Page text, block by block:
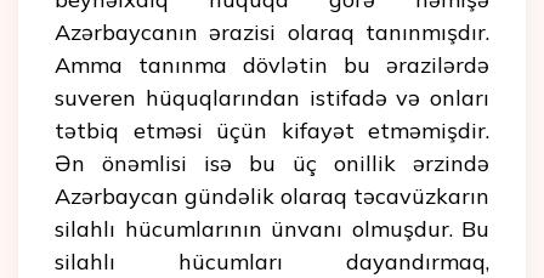
Azərbaycanın ərazisi olaraq tanınmışdır.
Amma tanınma dövlətin bu ərazilərdə
suveren hüquqlarından istifadə və onları
tətbiq etməsi üçün kifayət etməmişdir.
Ən önəmlisi isə bu üç onillik ərzində
Azərbaycan gündəlik olaraq təcavüzkarın
silahlı hücumlarının ünvanı olmuşdur. Bu
silahlı hücumları dayandırmaq,